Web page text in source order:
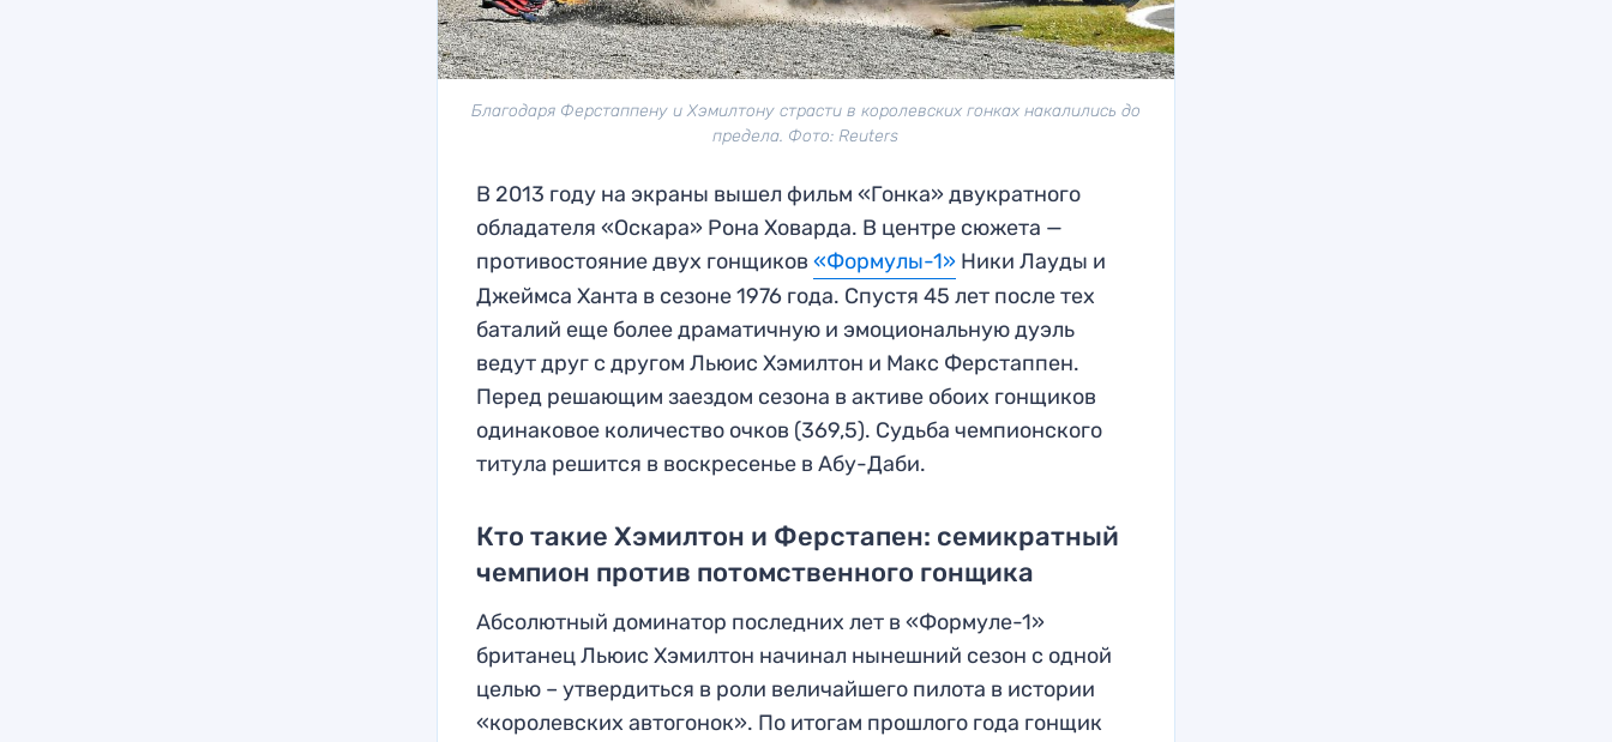
Благодаря Ферстаппену и Хэмилтону страсти в королевских гонках накалились до
предела. Фото: Reuters
В 2013 году на экраны вышел фильм «Гонка» двукратного
обладателя «Оскара» Рона Ховарда. В центре сюжета —
противостояние двух гонщиков«Формулы-1» Ники Лауды и
Джеймса Ханта в сезоне 1976 года. Спустя 45 лет после тех
баталий еще более драматичную и эмоциональную дуэль
ведут друг с другом Льюис Хэмилтон и Макс Ферстаппен.
Перед решающим заездом сезона в активе обоих гонщиков
одинаковое количество очков (369,5). Судьба чемпионского
титула решится в воскресенье в Абу-Даби.
Кто такие Хэмилтон и Ферстапен: семикратный
чемпион против потомственного гонщика
Абсолютный доминатор последних лет в «Формуле-1»
британец Льюис Хэмилтон начинал нынешний сезон с одной
целью – утвердиться в роли величайшего пилота в истории
«королевских автогонок». По итогам прошлого года гонщик